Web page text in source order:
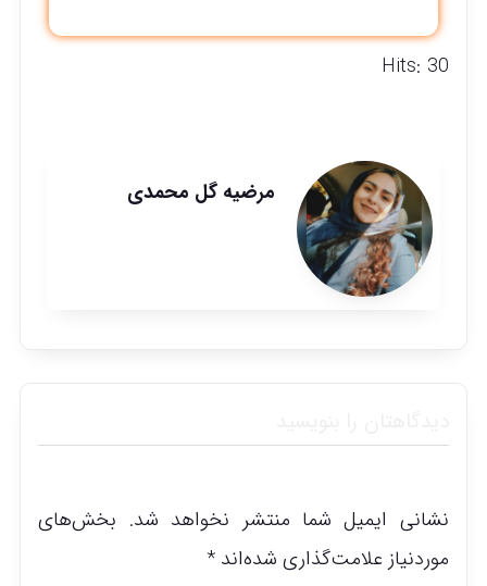
Hits: 30
مرضیه گل محمدی
نشانی ایمیل شما منتشر نخواهد شد. بخش‌های
موردنیاز علامت‌گذاری شده‌اند*